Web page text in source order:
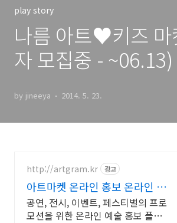
play story
나름 아트♥키즈 마
자 모집중 - ~06.13)
by jineeya 2014. 5. 23.
http://artgram.kr 광고
아트마켓 온라인 홍보 온라인 프
로모션
공연, 전시, 이벤트, 페스티벌의 프로
모션을 위한 온라인 예술 홍보 플랫